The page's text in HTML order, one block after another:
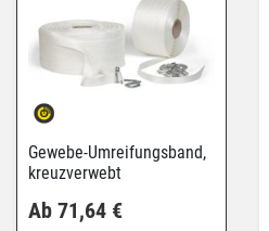
Gewebe-Umreifungsband,
kreuzverwebt
Ab 71,64 €